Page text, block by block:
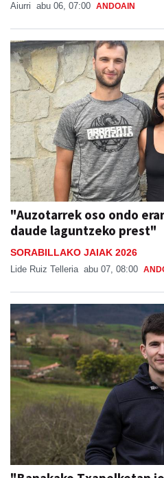
Aiurri abu 06, 07:00 ANDOAIN
"Auzotarrek oso ondo
daude laguntzeko prest"
SORABILLAKO JAIAK 2026
Lide Ruiz Telleria abu 07, 08:00